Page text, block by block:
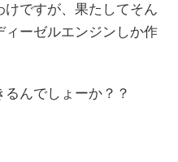
ですが、果たしてそん
ーゼルエンジンしか作
んでしょーか？？